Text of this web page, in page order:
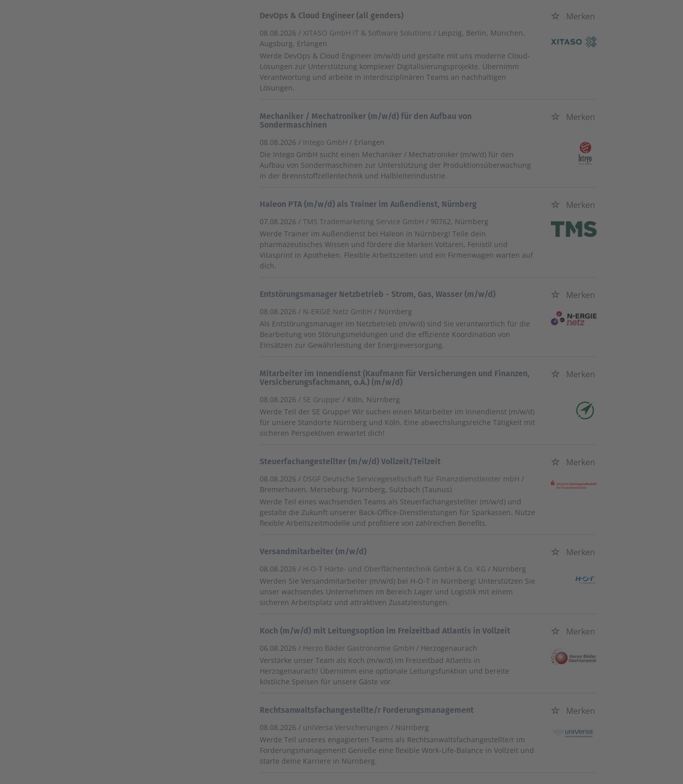
DevOps & Cloud Engineer (all genders) Merken
08.08.2026 /XITASO GmbH IT & Software Solutions / Leipzig, Berlin, München,
Augsburg, Erlangen
Werde DevOps & Cloud Engineer (m/w/d) und gestalte mit uns moderne Cloud-
Lösungen zur Unterstützung komplexer Digitalisierungsprojekte. Übernimm
Verantwortung und arbeite in interdisziplinären Teams an nachhaltigen
Lösungen.
Mechaniker / Mechatroniker (m/w/d) für den Aufbau von
Sondermaschinen
Merken
08.08.2026 / Intego GmbH / Erlangen
Die Intego GmbH sucht einen Mechaniker / Mechatroniker (m/w/d) für den
Aufbau von Sondermaschinen zur Unterstützung der Produktionsüberwachung
in der Brennstoffzellentechnik und Halbleiterindustrie.
Haleon PTA (m/w/d) als Trainer im Außendienst, Nürnberg Merken
07.08.2026 /TMS Trademarketing Service GmbH / 90762, Nürnberg
Werde Trainer im Außendienst bei Haleon in Nürnberg! Teile dein
pharmazeutisches Wissen und fördere die Marken Voltaren, Fenistil und
Vitasprint in Apotheken. Flexible Arbeitszeiten und ein Firmenwagen warten auf
dich.
Entstörungsmanager Netzbetrieb - Strom, Gas, Wasser (m/w/d) Merken
08.08.2026 / N-ERGIE Netz GmbH / Nürnberg
Als Entstörungsmanager im Netzbetrieb (m/w/d) sind Sie verantwortlich für die
Bearbeitung von Störungsmeldungen und die effiziente Koordination von
Einsätzen zur Gewährleistung der Energieversorgung.
Mitarbeiter im Innendienst (Kaufmann für Versicherungen und Finanzen,
Versicherungsfachmann, o.Ä.) (m/w/d)
Merken
08.08.2026 / SE Gruppe' / Köln, Nürnberg
Werde Teil der SE Gruppe! Wir suchen einen Mitarbeiter im Innendienst (m/w/d)
für unsere Standorte Nürnberg und Köln. Eine abwechslungsreiche Tätigkeit mit
sicheren Perspektiven erwartet dich!
Steuerfachangestellter (m/w/d) Vollzeit/Teilzeit Merken
08.08.2026 / DSGF Deutsche Servicegesellschaft für Finanzdienstleister mbH /
Bremerhaven, Merseburg, Nürnberg, Sulzbach (Taunus)
Werde Teil eines wachsenden Teams als Steuerfachangestellter (m/w/d) und
gestalte die Zukunft unserer Back-Office-Dienstleistungen für Sparkassen. Nutze
flexible Arbeitszeitmodelle und profitiere von zahlreichen Benefits.
Versandmitarbeiter (m/w/d) Merken
08.08.2026 / H-O-T Härte- und Oberflächentechnik GmbH & Co. KG / Nürnberg
Werden Sie Versandmitarbeiter (m/w/d) bei H-O-T in Nürnberg! Unterstützen Sie
unser wachsendes Unternehmen im Bereich Lager und Logistik mit einem
sicheren Arbeitsplatz und attraktiven Zusatzleistungen.
Koch (m/w/d) mit Leitungsoption im Freizeitbad Atlantis in Vollzeit Merken
06.08.2026 / Herzo Bäder Gastronomie GmbH / Herzogenaurach
Verstärke unser Team als Koch (m/w/d) im Freizeitbad Atlantis in
Herzogenaurach! Übernimm eine optionale Leitungsfunktion und bereite
köstliche Speisen für unsere Gäste vor.
Rechtsanwaltsfachangestellte/r Forderungsmanagement Merken
08.08.2026 / uniVersa Versicherungen / Nürnberg
Werde Teil unseres engagierten Teams als Rechtsanwaltsfachangestellte/r im
Forderungsmanagement! Genieße eine flexible Work-Life-Balance in Vollzeit und
starte deine Karriere in Nürnberg.